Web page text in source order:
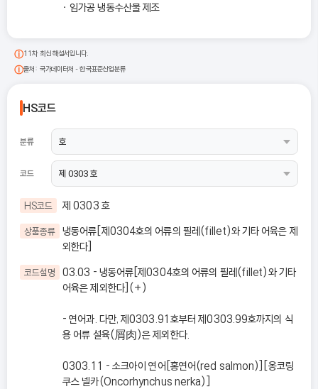
임가공 냉동수산물 제조
11차 최신 해설서입니다.
출처: 국가데이터처 - 한국표준산업분류
HS코드
분류
코드
HS코드 제 0303 호
상품종류 냉동어류[제0304호의 어류의 필레(fillet)와 기타 어육은 제
외한다]
코드설명
03.03 - 냉동어류[제0304호의 어류의 필레(fillet)와 기타
어육은 제외한다](+)
- 연어과. 다만, 제0303.91호부터 제0303.99호까지의 식
용 어류 설육(屑肉)은 제외한다.
0303.11 - 소크아이 연어[홍연어(red salmon)][옹코링
쿠스 넬카(Oncorhynchus nerka)]